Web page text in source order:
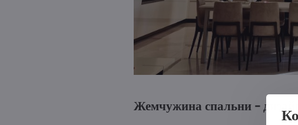
Жемчужина спальни -